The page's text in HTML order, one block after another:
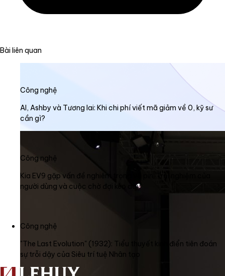
Bài liên quan
Công nghệ
AI, Ashby và Tương lai: Khi chi phí viết mã giảm về 0, kỹ sư
cần gì?
Công nghệ
Kia EV9 gặp vấn đề nghiêm trọng về pin: Trải nghiệm của
người dùng và cuộc chờ đợi kéo dài
Công nghệ
"The Last Evolution" (1932): Tiểu thuyết kinh điển tiên đoán
sự trỗi dậy của Siêu trí tuệ Nhân tạo